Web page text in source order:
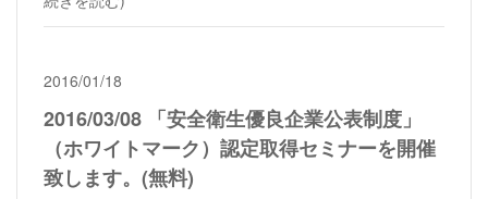
2016/01/18
2016/03/08 「安全衛生優良企業公表制度」
（ホワイトマーク）認定取得セミナーを開催
致します。(無料)